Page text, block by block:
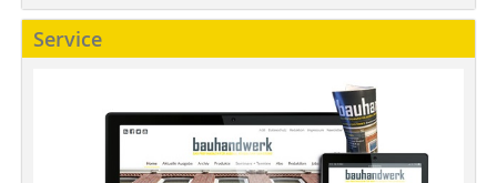
Service